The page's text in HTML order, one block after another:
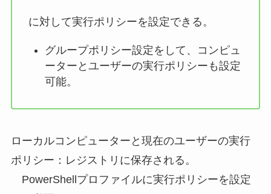
に対して実行ポリシーを設定できる。
グループポリシー設定をして、コンピュ
ーターとユーザーの実行ポリシーも設定
可能。
ローカルコンピューターと現在のユーザーの実行
ポリシー：レジストリに保存される。
PowerShellプロファイルに実行ポリシーを設定